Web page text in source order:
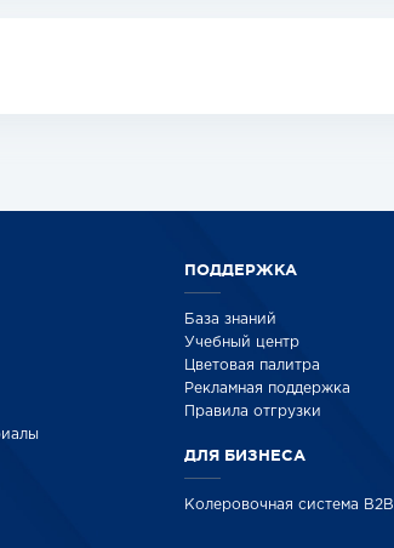
ПОДДЕРЖКА
База знаний
Учебный центр
Цветовая палитра
Рекламная поддержка
Правила отгрузки
ДЛЯ БИЗНЕСА
Колеровочная система B2B